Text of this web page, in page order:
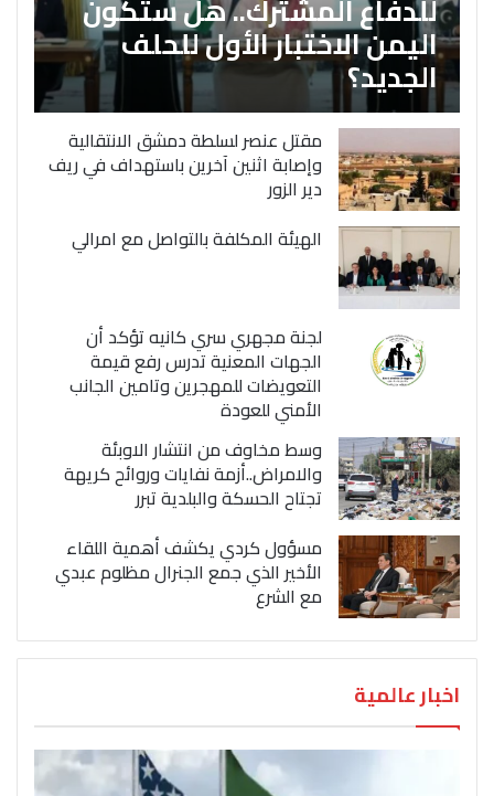
اليمن الاختبار الأول للحلف
الجديد؟
مقتل عنصر لسلطة دمشق الانتقالية
وإصابة اثنين آخرين باستهداف في ريف
دير الزور
الهيئة المكلفة بالتواصل مع امرالي
لجنة مجهري سري كانيه تؤكد أن
الجهات المعنية تدرس رفع قيمة
التعويضات للمهجرين وتامين الجانب
الأمني للعودة
وسط مخاوف من انتشار الاوبئة
والامراض..أزمة نفايات وروائح كريهة
تجتاح الحسكة والبلدية تبرر
مسؤول كردي يكشف أهمية اللقاء
الأخير الذي جمع الجنرال مظلوم عبدي
مع الشرع
اخبار عالمية